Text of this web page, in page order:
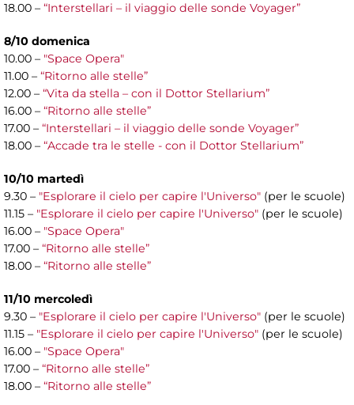
18.00 – “Interstellari – il viaggio delle sonde Voyager”
8/10 domenica
10.00 – "Space Opera"
11.00 – “Ritorno alle stelle”
12.00 – “Vita da stella – con il Dottor Stellarium”
16.00 – “Ritorno alle stelle”
17.00 – “Interstellari – il viaggio delle sonde Voyager”
18.00 – “Accade tra le stelle - con il Dottor Stellarium”
10/10 martedì
9.30 – "Esplorare il cielo per capire l'Universo" (per le scuole)
11.15 – "Esplorare il cielo per capire l'Universo" (per le scuole)
16.00 – "Space Opera"
17.00 – “Ritorno alle stelle”
18.00 – “Ritorno alle stelle”
11/10 mercoledì
9.30 – "Esplorare il cielo per capire l'Universo" (per le scuole)
11.15 – "Esplorare il cielo per capire l'Universo" (per le scuole)
16.00 – "Space Opera"
17.00 – “Ritorno alle stelle”
18.00 – “Ritorno alle stelle”